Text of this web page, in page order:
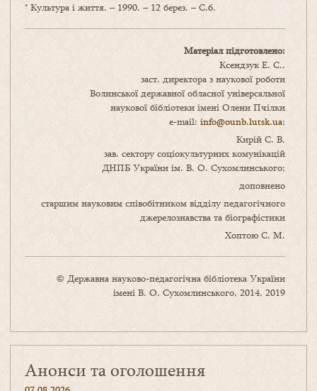
* Культура і життя. – 1990. – 12 берез. – С.6.
Матеріал підготовлено:
Ксендзук Е. С.,
заст. директора з наукової роботи
Волинської державної обласної універсальної
наукової бібліотеки імені Олени Пчілки
e-mail: info@ounb.lutsk.ua;
Кирій С. В.
зав. сектору соціокультурних комунікацій
ДНПБ України ім. В. О. Сухомлинського;
доповнено
старшим науковим співобітником відділу педагогічного
джерелознавства та біографістики
Хоптою С. М.
© Державна науково-педагогічна бібліотека України
імені В. О. Сухомлинського, 2014, 2019
Анонси та оголошення